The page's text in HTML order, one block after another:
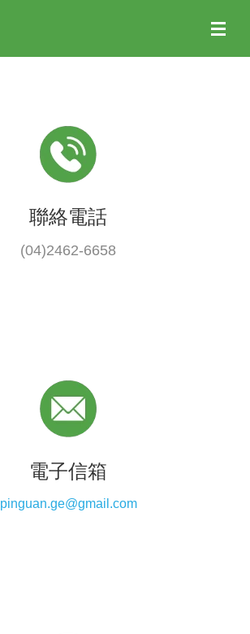
聯絡電話
(04)2462-6658
電子信箱
pinguan.ge@gmail.com